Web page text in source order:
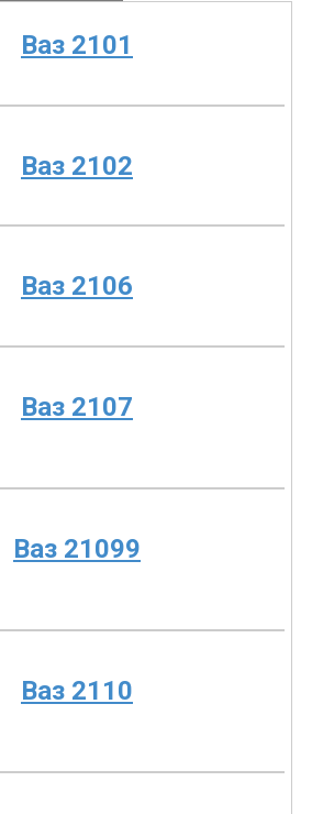
Ваз 2101
Ваз 2102
Ваз 2106
Ваз 2107
Ваз 21099
Ваз 2110